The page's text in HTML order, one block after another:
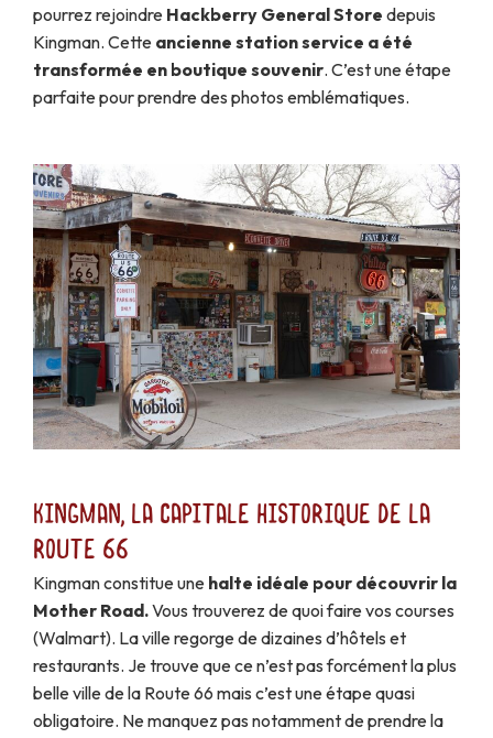
pourrez rejoindre Hackberry General Store depuis
Kingman. Cette ancienne station service a été
transformée en boutique souvenir. C’est une étape
parfaite pour prendre des photos emblématiques.
Kingman, la capitale historique de la
Route 66
Kingman constitue une halte idéale pour découvrir la
Mother Road.Vous trouverez de quoi faire vos courses
(Walmart). La ville regorge de dizaines d’hôtels et
restaurants. Je trouve que ce n’est pas forcément la plus
belle ville de la Route 66 mais c’est une étape quasi
obligatoire. Ne manquez pas notamment de prendre la